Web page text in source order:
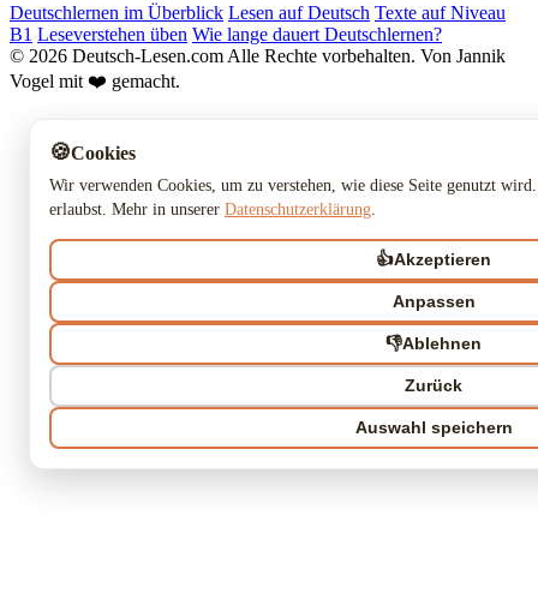
Deutschlernen im Überblick Lesen auf Deutsch Texte auf Niveau
B1 Leseverstehen üben Wie lange dauert Deutschlernen?
© 2026 Deutsch-Lesen.com Alle Rechte vorbehalten. Von Jannik
Vogel mit ❤️ gemacht.
🍪Cookies
Wir verwenden Cookies, um zu verstehen, wie diese Seite genutzt
erlaubst. Mehr in unserer Datenschutzerklärung.
👍Akzeptieren
Anpassen
👎Ablehnen
Zurück
Auswahl speichern